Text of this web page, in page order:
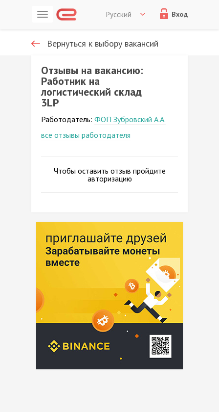
Вход
Русский
Вернуться к выбору вакансий
Отзывы на вакансию:
Работник на
логистический склад
3LP
Работодатель: ФОП Зубровский А.А.
все отзывы работодателя
Чтобы оставить отзыв пройдите
авторизацию